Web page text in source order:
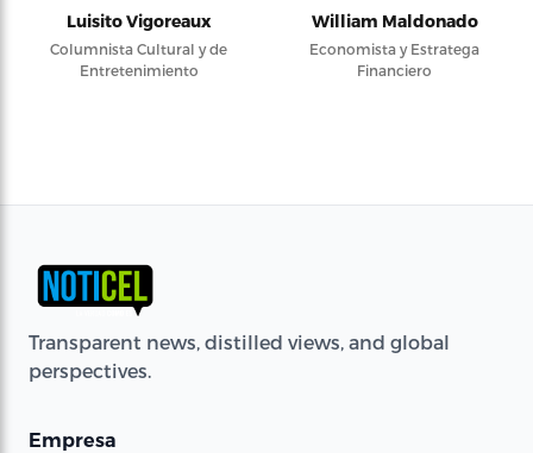
Luisito Vigoreaux
Columnista Cultural y de
Entretenimiento
William Maldonado
Economista y Estratega
Financiero
Transparent news, distilled views, and global
perspectives.
Empresa